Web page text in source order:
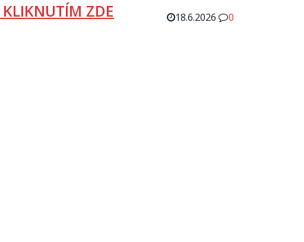
ZDE
18.6.2026
0